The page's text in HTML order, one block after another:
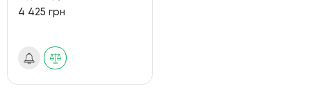
4 425 грн